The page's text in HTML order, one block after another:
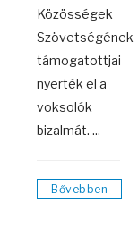
Közösségek
Szövetségének
támogatottjai
nyerték el a
voksolók
bizalmát. ...
Bővebben